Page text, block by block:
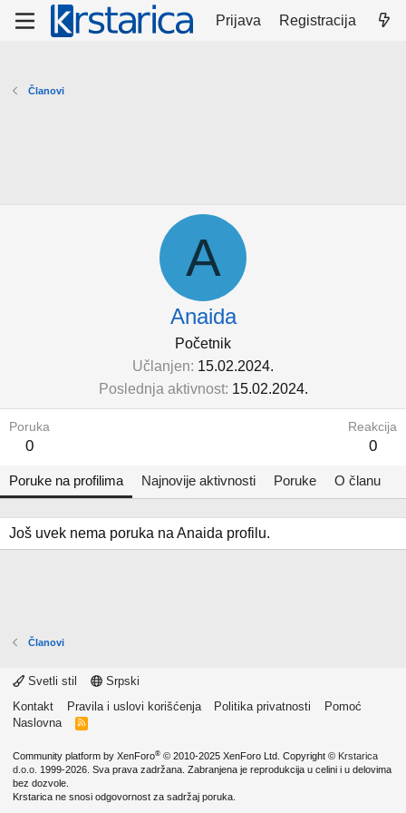
Prijava Registracija
Članovi
A
Anaida
Početnik
Učlanjen 15.02.2024.
Poslednja aktivnost 15.02.2024.
Poruka
0
Reakcija
0
Poruke na profilima Najnovije aktivnosti Poruke O članu
Još uvek nema poruka na Anaida profilu.
Članovi
Svetli stil
Srpski
Kontakt
Pravila i uslovi korišćenja Politika privatnosti
Pomoć
Naslovna
R
Community platform by XenForo® © 2010-2025 XenForo Ltd. Copyright © Krstarica
d.o.o. 1999-2026. Sva prava zadržana. Zabranjena je reprodukcija u celini i u delovima
bez dozvole.
Krstarica ne snosi odgovornost za sadržaj poruka.